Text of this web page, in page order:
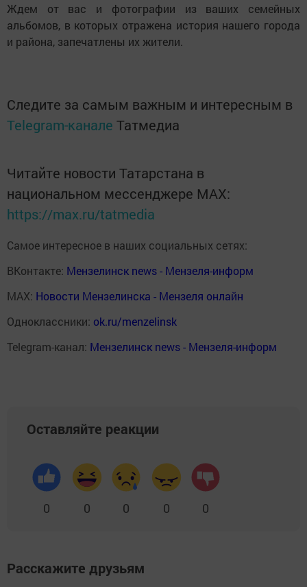
Ждем от вас и фотографии из ваших семейных
альбомов, в которых отражена история нашего города
и района, запечатлены их жители.
Следите за самым важным и интересным в
Telegram-канале Татмедиа
Читайте новости Татарстана в
национальном мессенджере MАХ:
https://max.ru/tatmedia
Самое интересное в наших социальных сетях:
ВКонтакте: Мензелинск news - Мензеля-информ
MAX: Новости Мензелинска - Мензеля онлайн
Одноклассники: ok.ru/menzelinsk
Telegram-канал: Мензелинск news - Мензеля-информ
Оставляйте реакции
0 0 0 0 0
Расскажите друзьям